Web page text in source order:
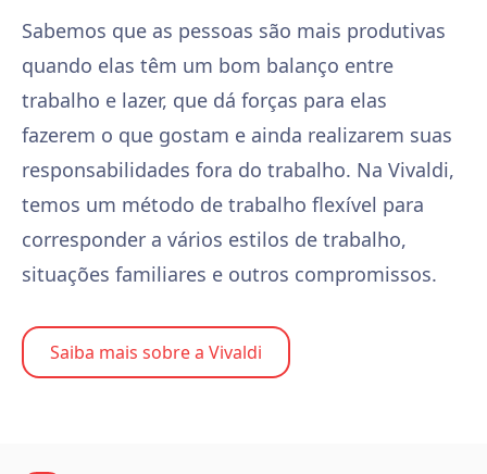
Sabemos que as pessoas são mais produtivas
quando elas têm um bom balanço entre
trabalho e lazer, que dá forças para elas
fazerem o que gostam e ainda realizarem suas
responsabilidades fora do trabalho. Na Vivaldi,
temos um método de trabalho flexível para
corresponder a vários estilos de trabalho,
situações familiares e outros compromissos.
Saiba mais sobre a Vivaldi